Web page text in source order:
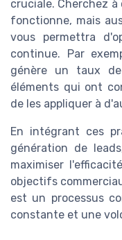
cruciale. Cherchez
fonctionne, mais
vous permettra
continue. Par
génère un taux
éléments qui ont
de les appliquer à
En intégrant ces
génération de
maximiser
objectifs
est un processus
constante et une